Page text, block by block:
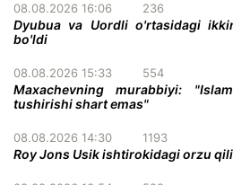
08.08.2026 16:06 236
Dyubua va Uordli o'rtasidagi
bo'ldi
08.08.2026 15:33 554
Maxachevning murabbiyi:
tushirishi shart emas"
08.08.2026 14:30 1193
Roy Jons Usik ishtirokidagi orzu